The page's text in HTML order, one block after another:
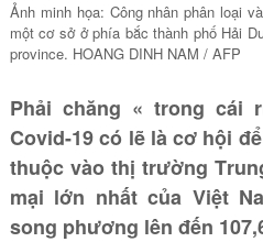
Ảnh minh họa: Công nhân phân loại
một cơ sở ở phía bắc thành phố Hải
province. HOANG DINH NAM / AFP
Phải chăng « trong cái
Covid-19 có lẽ là cơ hội
thuộc vào thị trường
mại lớn nhất của Việt
song phương lên đến